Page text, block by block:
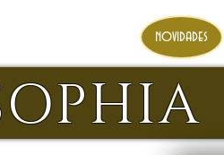
novidades